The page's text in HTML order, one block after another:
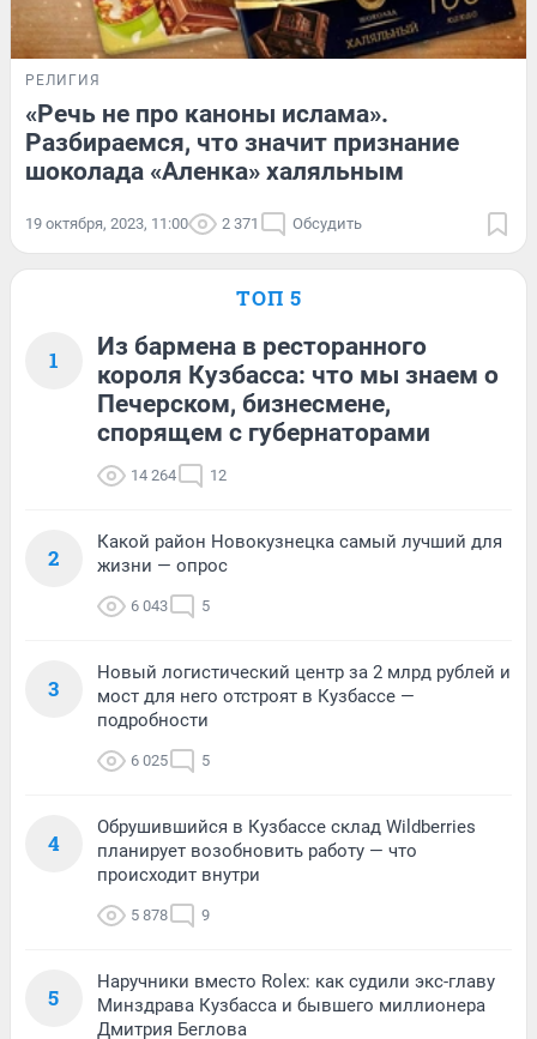
РЕЛИГИЯ
«Речь не про каноны ислама».
Разбираемся, что значит признание
шоколада «Аленка» халяльным
19 октября, 2023, 11:00 2 371 Обсудить
ТОП 5
1
Из бармена в ресторанного
короля Кузбасса: что мы знаем о
Печерском, бизнесмене,
спорящем с губернаторами
14 264 12
2
Какой район Новокузнецка самый лучший для
жизни — опрос
6 043 5
3
Новый логистический центр за 2 млрд рублей и
мост для него отстроят в Кузбассе —
подробности
6 025 5
4
Обрушившийся в Кузбассе склад Wildberries
планирует возобновить работу — что
происходит внутри
5 878 9
5
Наручники вместо Rolex: как судили экс-главу
Минздрава Кузбасса и бывшего миллионера
Дмитрия Беглова